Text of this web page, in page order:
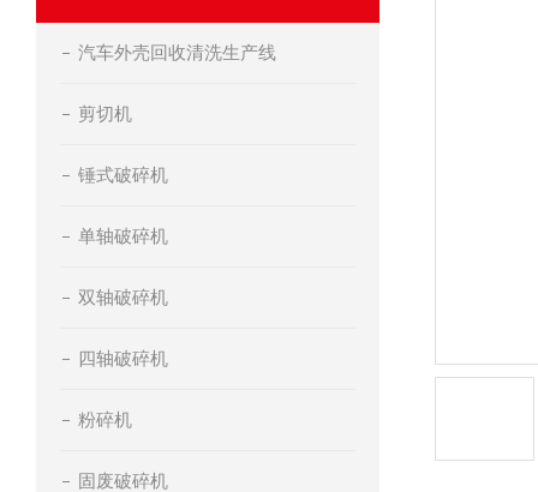
汽车外壳回收清洗生产线
剪切机
锤式破碎机
单轴破碎机
双轴破碎机
四轴破碎机
粉碎机
固废破碎机